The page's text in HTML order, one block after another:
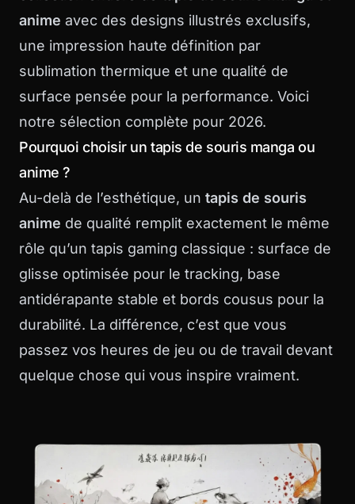
anime avec des designs illustrés exclusifs,
une impression haute définition par
sublimation thermique et une qualité de
surface pensée pour la performance. Voici
notre sélection complète pour 2026.
Pourquoi choisir un tapis de souris manga ou
anime ?
Au-delà de l’esthétique, un tapis de souris
anime de qualité remplit exactement le même
rôle qu’un tapis gaming classique : surface de
glisse optimisée pour le tracking, base
antidérapante stable et bords cousus pour la
durabilité. La différence, c’est que vous
passez vos heures de jeu ou de travail devant
quelque chose qui vous inspire vraiment.